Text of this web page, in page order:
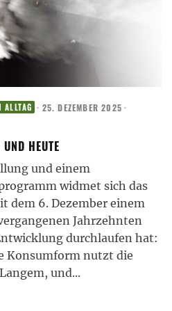
ALLTAG · 25. DEZEMBER 2025 ·
HEUTE
und einem
widmet sich das
dem 6. Dezember einem
Jahrzehnten
durchlaufen hat:
Konsumform nutzt die
und...